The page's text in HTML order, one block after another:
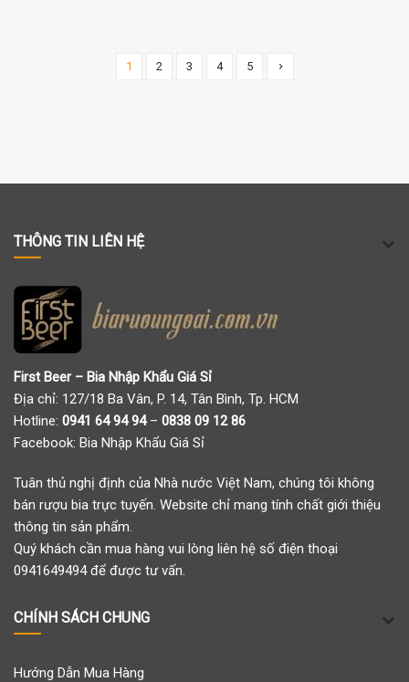
1 2 3 4 5
THÔNG TIN LIÊN HỆ
First Beer – Bia Nhập Khẩu Giá Sỉ
Địa chỉ: 127/18 Ba Vân, P. 14, Tân Bình, Tp. HCM
Hotline: 0941 64 94 94– 0838 09 12 86
Facebook: Bia Nhập Khẩu Giá Sỉ
Tuân thủ nghị định của Nhà nước Việt Nam, chúng tôi không
bán rượu bia trực tuyến. Website chỉ mang tính chất giới thiệu
thông tin sản phẩm.
Quý khách cần mua hàng vui lòng liên hệ số điện thoại
0941649494 để được tư vấn.
CHÍNH SÁCH CHUNG
Hướng Dẫn Mua Hàng